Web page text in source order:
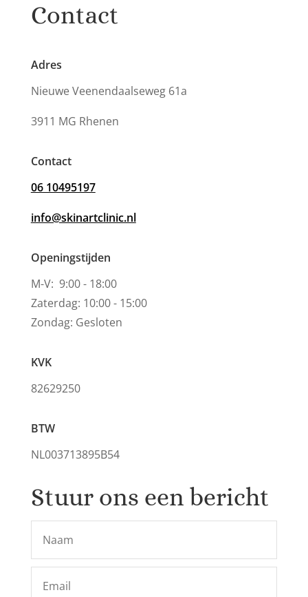
Contact
Adres
Nieuwe Veenendaalseweg 61a
3911 MG Rhenen
Contact
06 10495197
info@skinartclinic.nl
Openingstijden
M-V: 9:00 - 18:00
Zaterdag: 10:00 - 15:00
Zondag: Gesloten
KVK
82629250
BTW
NL003713895B54
Stuur ons een bericht